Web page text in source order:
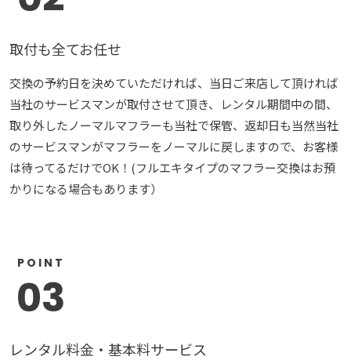
取付も全てお任せ
交換の予約日を決めていただければ、当日ご来店して頂ければ
当社のサービスマンが取付させて頂き、レンタル期間中の間、
取り外したノーマルマフラーも当社で保管、返却日も当然当社
のサービスマンがマフラーをノーマルに戻しますので、お客様
は待ってるだけでOK！(フルエキタイプのマフラー交換はお預
かりになる場合もあります）
POINT
03
レンタル料金・基本料サービス